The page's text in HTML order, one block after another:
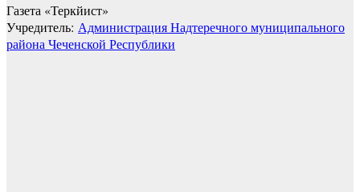
Газета «Теркйист»
Учредитель: Администрация Надтеречного муниципального
района Чеченской Республики